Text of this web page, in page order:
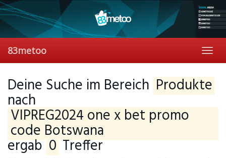
Skip
to
content
83metoo
Deine Suche im Bereich Produkte
nach
VIPREG2024 one x bet promo
code Botswana
ergab0Treffer